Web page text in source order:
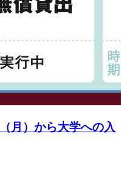
月）から大学への入